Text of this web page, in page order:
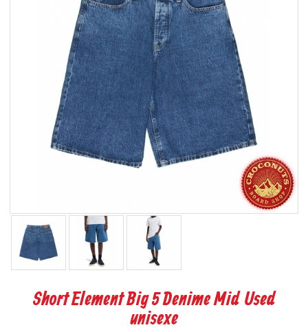
Short Element Big 5 Denime Mid Used
unisexe